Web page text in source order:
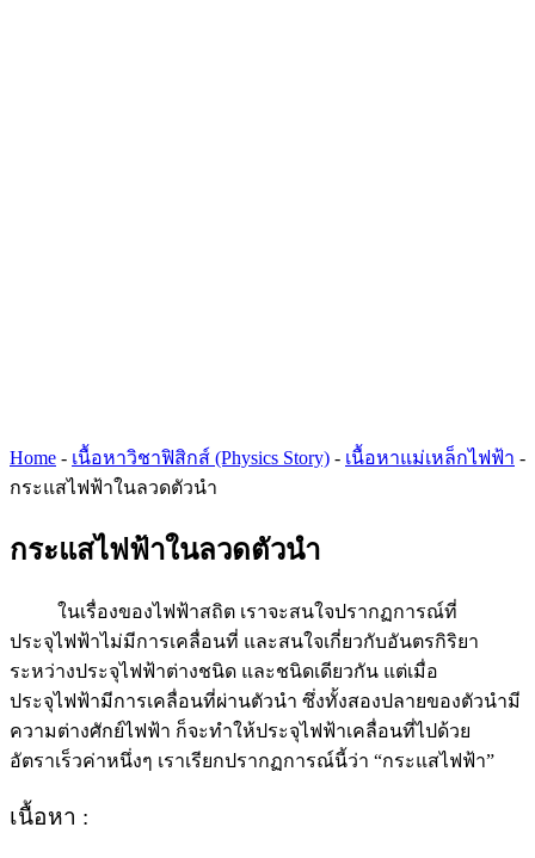
Home - เนื้อหาวิชาฟิสิกส์ (Physics Story) - เนื้อหาแม่เหล็กไฟฟ้า -
กระแสไฟฟ้าในลวดตัวนำ
กระแสไฟฟ้าในลวดตัวนำ
ในเรื่องของไฟฟ้าสถิต เราจะสนใจปรากฏการณ์ที่
ประจุไฟฟ้าไม่มีการเคลื่อนที่ และสนใจเกี่ยวกับอันตรกิริยา
ระหว่างประจุไฟฟ้าต่างชนิด และชนิดเดียวกัน แต่เมื่อ
ประจุไฟฟ้ามีการเคลื่อนที่ผ่านตัวนำ ซึ่งทั้งสองปลายของตัวนำมี
ความต่างศักย์ไฟฟ้า ก็จะทำให้ประจุไฟฟ้าเคลื่อนที่ไปด้วย
อัตราเร็วค่าหนึ่งๆ เราเรียกปรากฏการณ์นี้ว่า “กระแสไฟฟ้า”
เนื้อหา :